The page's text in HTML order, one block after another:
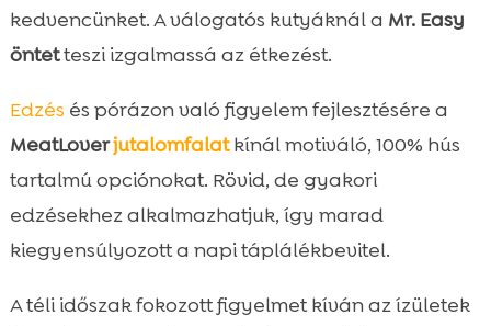
kedvencünket. A válogatós kutyáknál a Mr. Easy
öntetteszi izgalmassá az étkezést.
Edzés és pórázon való figyelem fejlesztésére a
MeatLoverjutalomfalatkínál motiváló, 100% hús
tartalmú opciónokat. Rövid, de gyakori
edzésekhez alkalmazhatjuk, így marad
kiegyensúlyozott a napi táplálékbevitel.
A téli időszak fokozott figyelmet kíván az ízületek